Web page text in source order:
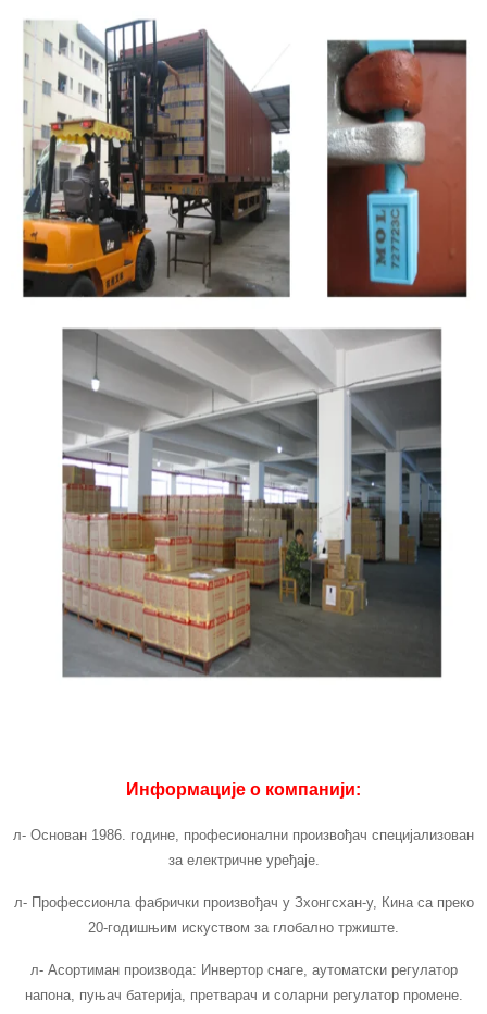
Информације о компанији:
л- Основан 1986. године, професионални произвођач специјализован
за електричне уређаје.
л- Профессионла фабрички произвођач у Зхонгсхан-у, Кина са преко
20-годишњим искуством за глобално тржиште.
л- Асортиман производа: Инвертор снаге, аутоматски регулатор
напона, пуњач батерија, претварач и соларни регулатор промене.